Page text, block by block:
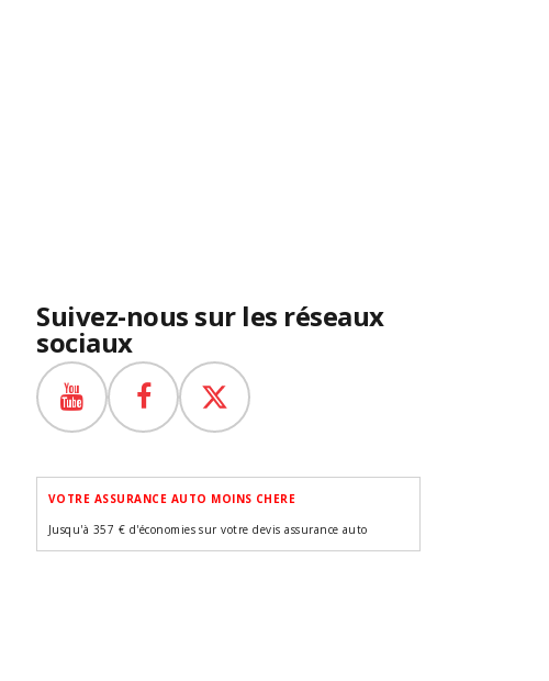
Suivez-nous sur les réseaux
sociaux
VOTRE ASSURANCE AUTO MOINS CHERE
Jusqu'à 357 € d'économies sur votre devis assurance auto